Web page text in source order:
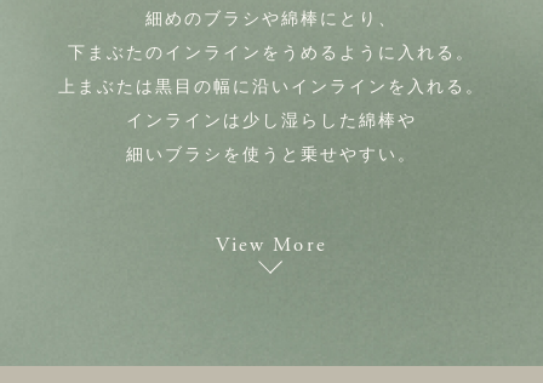
細めのブラシや綿棒にとり、
下まぶたのインラインをうめるように入れる。
上まぶたは黒目の幅に沿いインラインを入れる。
インラインは少し湿らした綿棒や
細いブラシを使うと乗せやすい。
View More